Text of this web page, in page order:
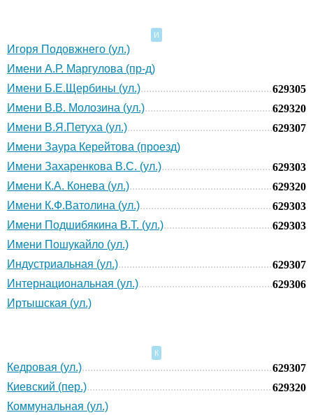
И
Игоря Подовжнего (ул.)
Имени А.Р. Маргулова (пр-д)
Имени Б.Е.Щербины (ул.)
629305
Имени В.В. Молозина (ул.)
629320
Имени В.Я.Петуха (ул.)
629307
Имени Заура Керейтова (проезд)
Имени Захаренкова В.С. (ул.)
629303
Имени К.А. Конева (ул.)
629320
Имени К.Ф.Ватолина (ул.)
629303
Имени Подшибякина В.Т. (ул.)
629303
Имени Пошукайло (ул.)
Индустриальная (ул.)
629307
Интернациональная (ул.)
629306
Иртышская (ул.)
К
Кедровая (ул.)
629307
Киевский (пер.)
629320
Коммунальная (ул.)